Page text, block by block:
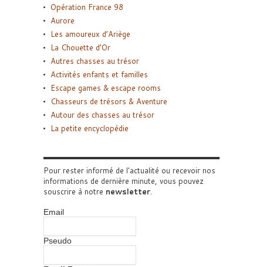
Opération France 98
Aurore
Les amoureux d’Ariège
La Chouette d’Or
Autres chasses au trésor
Activités enfants et familles
Escape games & escape rooms
Chasseurs de trésors & Aventure
Autour des chasses au trésor
La petite encyclopédie
Pour rester informé de l'actualité ou recevoir nos
informations de dernière minute, vous pouvez
souscrire à notre newsletter.
Email
Pseudo